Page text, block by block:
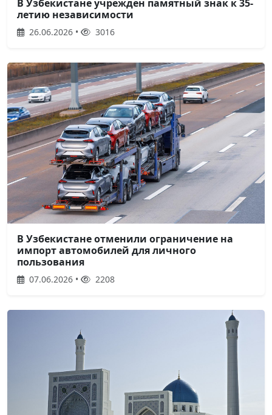
В Узбекистане учрежден памятный знак к 35-
летию независимости
26.06.2026 • 3016
В Узбекистане отменили ограничение на
импорт автомобилей для личного
пользования
07.06.2026 • 2208